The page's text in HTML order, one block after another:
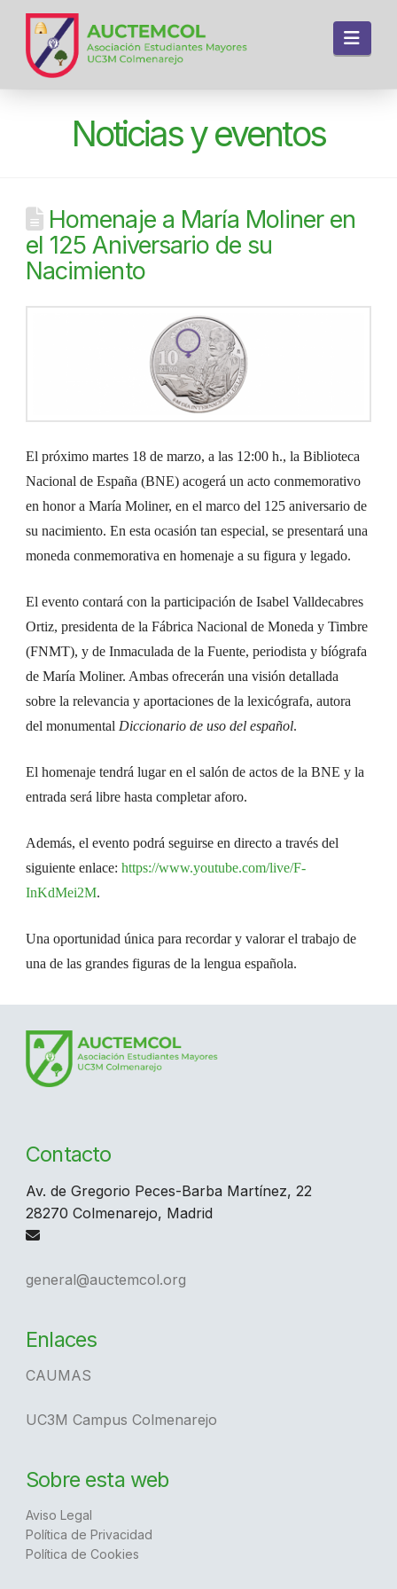
Noticias y eventos
Homenaje a María Moliner en
el 125 Aniversario de su
Nacimiento
El próximo martes 18 de marzo, a las 12:00 h., la Biblioteca
Nacional de España (BNE) acogerá un acto conmemorativo
en honor a María Moliner, en el marco del 125 aniversario de
su nacimiento. En esta ocasión tan especial, se presentará una
moneda conmemorativa en homenaje a su figura y legado.
El evento contará con la participación de Isabel Valldecabres
Ortiz, presidenta de la Fábrica Nacional de Moneda y Timbre
(FNMT), y de Inmaculada de la Fuente, periodista y bíógrafa
de María Moliner. Ambas ofrecerán una visión detallada
sobre la relevancia y aportaciones de la lexicógrafa, autora
del monumental Diccionario de uso del español.
El homenaje tendrá lugar en el salón de actos de la BNE y la
entrada será libre hasta completar aforo.
Además, el evento podrá seguirse en directo a través del
siguiente enlace:https://www.youtube.com/live/F-
InKdMei2M.
Una oportunidad única para recordar y valorar el trabajo de
una de las grandes figuras de la lengua española.
Contacto
Av. de Gregorio Peces-Barba Martínez, 22
28270 Colmenarejo, Madrid
general@auctemcol.org
Enlaces
CAUMAS
UC3M Campus Colmenarejo
Sobre esta web
Aviso Legal
Política de Privacidad
Política de Cookies